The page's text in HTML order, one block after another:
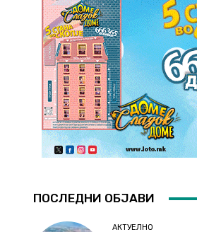
ПОСЛЕДНИ ОБЈАВИ
АКТУЕЛНО